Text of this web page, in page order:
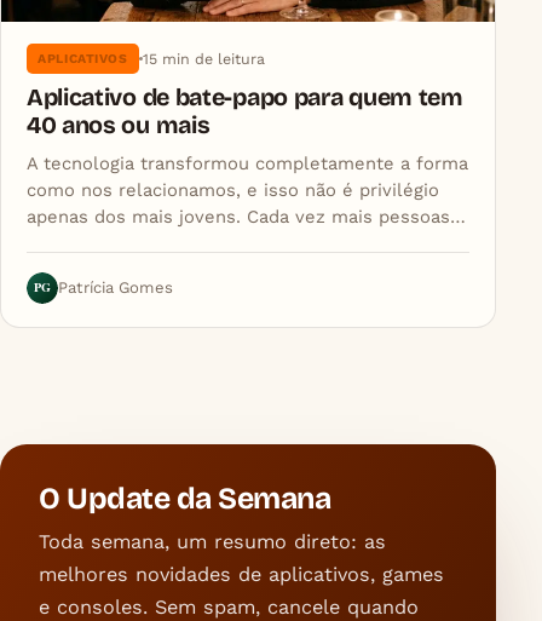
APLICATIVOS 15 min de leitura
Aplicativo de bate-papo para quem tem
40 anos ou mais
A tecnologia transformou completamente a forma
como nos relacionamos, e isso não é privilégio
apenas dos mais jovens. Cada vez mais pessoas…
PG Patrícia Gomes
O Update da Semana
Toda semana, um resumo direto: as
melhores novidades de aplicativos, games
e consoles. Sem spam, cancele quando